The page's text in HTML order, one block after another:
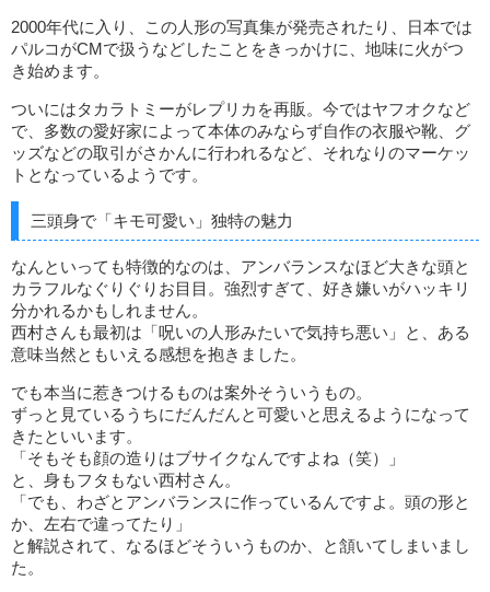
2000年代に入り、この人形の写真集が発売されたり、日本では
パルコがCMで扱うなどしたことをきっかけに、地味に火がつ
き始めます。
ついにはタカラトミーがレプリカを再販。今ではヤフオクなど
で、多数の愛好家によって本体のみならず自作の衣服や靴、グ
ッズなどの取引がさかんに行われるなど、それなりのマーケッ
トとなっているようです。
三頭身で「キモ可愛い」独特の魅力
なんといっても特徴的なのは、アンバランスなほど大きな頭と
カラフルなぐりぐりお目目。強烈すぎて、好き嫌いがハッキリ
分かれるかもしれません。
西村さんも最初は「呪いの人形みたいで気持ち悪い」と、ある
意味当然ともいえる感想を抱きました。
でも本当に惹きつけるものは案外そういうもの。
ずっと見ているうちにだんだんと可愛いと思えるようになって
きたといいます。
「そもそも顔の造りはブサイクなんですよね（笑）」
と、身もフタもない西村さん。
「でも、わざとアンバランスに作っているんですよ。頭の形と
か、左右で違ってたり」
と解説されて、なるほどそういうものか、と頷いてしまいまし
た。